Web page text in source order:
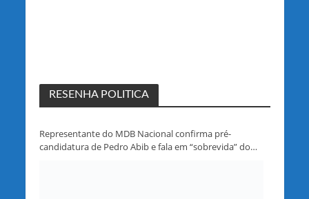
RESENHA POLITICA
Representante do MDB Nacional confirma pré-
candidatura de Pedro Abib e fala em “sobrevida” do